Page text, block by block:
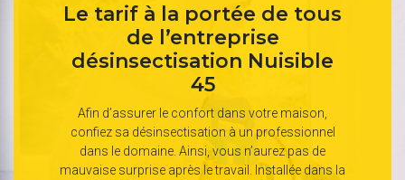
Le tarif à la portée de tous
de l’entreprise
désinsectisation Nuisible
45
Afin d’assurer le confort dans votre maison,
confiez sa désinsectisation à un professionnel
dans le domaine. Ainsi, vous n’aurez pas de
mauvaise surprise après le travail. Installée dans la